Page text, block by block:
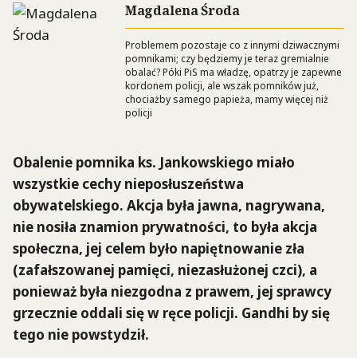
Magdalena Środa
Problemem pozostaje co z innymi dziwacznymi
pomnikami; czy będziemy je teraz gremialnie
obalać? Póki PiS ma władzę, opatrzy je zapewne
kordonem policji, ale wszak pomników już,
chociażby samego papieża, mamy więcej niż
policji
Obalenie pomnika ks. Jankowskiego miało
wszystkie cechy nieposłuszeństwa
obywatelskiego. Akcja była jawna, nagrywana,
nie nosiła znamion prywatności, to była akcja
społeczna, jej celem było napiętnowanie zła
(zafałszowanej pamięci, niezasłużonej czci), a
ponieważ była niezgodna z prawem, jej sprawcy
grzecznie oddali się w ręce policji. Gandhi by się
tego nie powstydził.